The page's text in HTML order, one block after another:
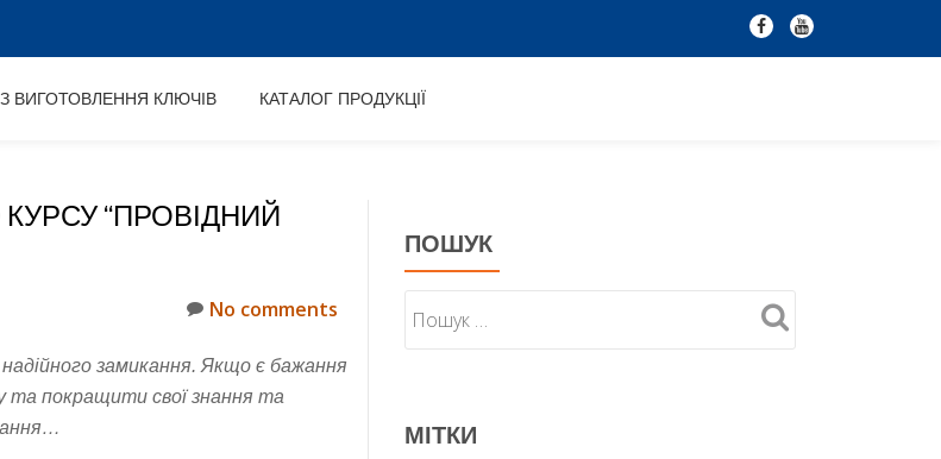
fa-
facebook
fa-
youtube
ВИГОТОВЛЕННЯ КЛЮЧІВ КАТАЛОГ ПРОДУКЦІЇ
“ПРОВІДНИЙ
No comments
надійного замикання. Якщо є бажання
та покращити свої знання та
ПОШУК
МІТКИ